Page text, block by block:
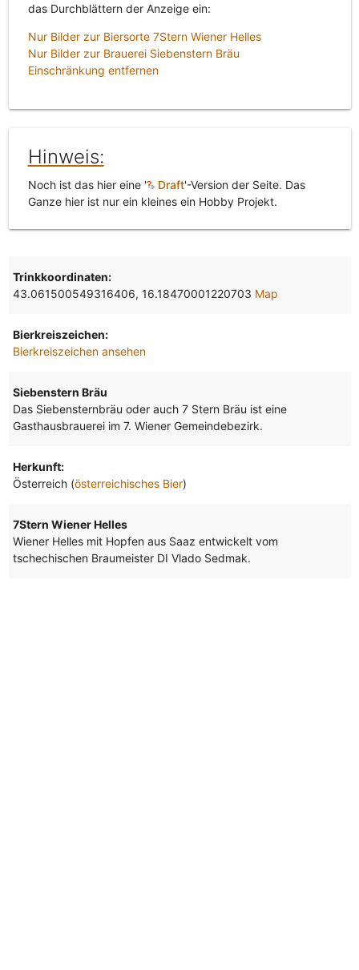
das Durchblättern der Anzeige ein:
Nur Bilder zur Biersorte 7Stern Wiener Helles
Nur Bilder zur Brauerei Siebenstern Bräu
Einschränkung entfernen
Hinweis:
Noch ist das hier eine ' Draft'-Version der Seite. Das
Ganze hier ist nur ein kleines ein Hobby Projekt.
Trinkkoordinaten:
43.061500549316406, 16.18470001220703 Map
Bierkreiszeichen:
Bierkreiszeichen ansehen
Siebenstern Bräu
Das Siebensternbräu oder auch 7 Stern Bräu ist eine
Gasthausbrauerei im 7. Wiener Gemeindebezirk.
Herkunft:
Österreich (österreichisches Bier)
7Stern Wiener Helles
Wiener Helles mit Hopfen aus Saaz entwickelt vom
tschechischen Braumeister DI Vlado Sedmak.